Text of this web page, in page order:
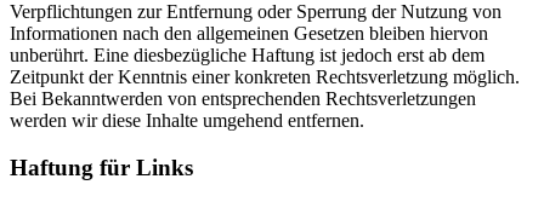
Verpflichtungen zur Entfernung oder Sperrung der Nutzung von
Informationen nach den allgemeinen Gesetzen bleiben hiervon
unberührt. Eine diesbezügliche Haftung ist jedoch erst ab dem
Zeitpunkt der Kenntnis einer konkreten Rechtsverletzung möglich.
Bei Bekanntwerden von entsprechenden Rechtsverletzungen
werden wir diese Inhalte umgehend entfernen.
Haftung für Links